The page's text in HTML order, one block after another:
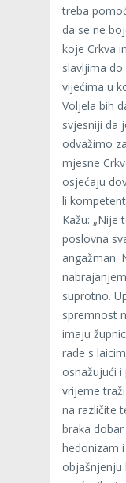
treba
da se ne
koje Crkva
slavljima
vijećima u
Voljela bih
svjesniji da
odvažimo
mjesne
osjećaju
li
Kažu: „Nije
poslovna
angažman.
suprotno.
spremnost
imaju
rade s
osnažujući
vrijeme
na različite
braka
hedonizam
objašnjenju